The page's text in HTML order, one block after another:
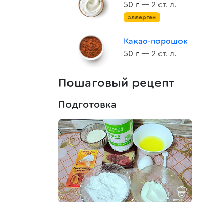
50 г — 2 ст. л.
аллерген
Какао-порошок
50 г — 2 ст. л.
Пошаговый рецепт
Подготовка